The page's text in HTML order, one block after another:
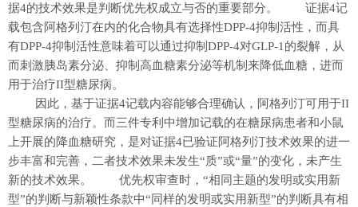
据4的技术效果是判断优先权成立与否的重要部分。 证据4记
载包含阿格列汀在内的化合物具有选择性DPP-4抑制活性，而具
有DPP-4抑制活性意味着可以通过抑制DPP-4对GLP-1的裂解，从
而刺激胰岛素分泌、抑制高血糖素分泌等机制来降低血糖，进而
用于治疗II型糖尿病。
因此，基于证据4记载内容能够合理确认，阿格列汀可用于II
型糖尿病的治疗。而三件专利中增加记载的在糖尿病患者和小鼠
上开展的降血糖研究，是对证据4已验证阿格列汀技术效果的进一
步丰富和完善，二者技术效果未发生“质”或“量”的变化，未产生
新的技术效果。 优先权审查时，“相同主题的发明或实用新
型”的判断与新颖性条款中“同样的发明或实用新型”的判断具有相